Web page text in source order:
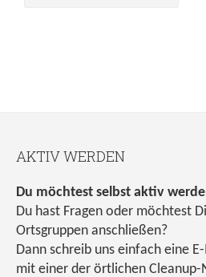
AKTIV WERDEN
Du möchtest selbst aktiv
Du hast Fragen oder möchtest
Ortsgruppen anschließen?
Dann schreib uns einfach eine
mit einer der örtlichen Cleanup-